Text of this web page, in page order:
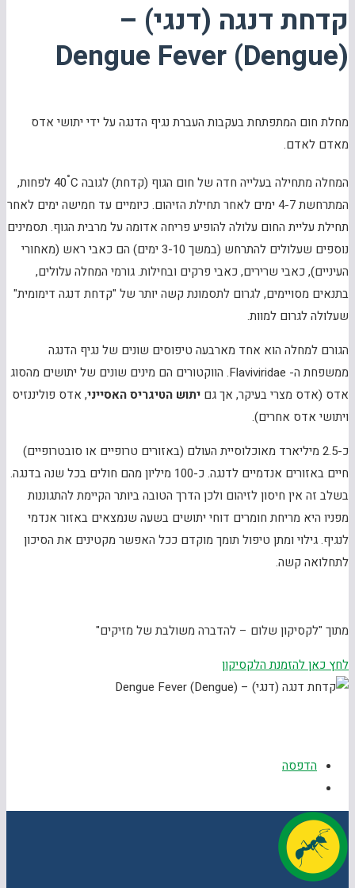
קדחת דנגה (דנגי) –
(Dengue) Dengue Fever
מחלת חום המתפתחת בעקבות העברת נגיף הדנגה על ידי יתושי אדס
מאדם לאדם.
המחלה מתחילה בעלייה חדה של חום הגוף (קדחת) לגובה 40 °
C לפחות,
המתרחשת 4-7 ימים לאחר תחילת הזיהום. כיומיים עד חמישה ימים לאחר
תחילת עליית החום עלולה להופיע פריחה אדומה על מרבית הגוף. תסמינים
נוספים שעלולים להתרחש (במשך 3-10 ימים) הם כאבי ראש (מאחורי
העיניים), כאבי שרירים, כאבי פרקים ובחילות. גורמי המחלה עלולים,
בתנאים מסויימים, לגרום לתסמונת קשה יותר של "קדחת דנגה דימומית"
שעלולה לגרום למוות.
הגורם למחלה הוא אחד מארבעה טיפוסים שונים של נגיף הדנגה
ממשפחת ה- Flaviviridae. הווקטורים הם מינים שונים של יתושים מהסוג
אדס (אדס מצרי בעיקר, אך גם יתוש הטיגריס האסייני, אדס פוליננזיס
ויתושי אדס אחרים).
כ-2.5 מיליארד מאוכלוסיית העולם (באזורים טרופיים או סובטרופיים)
חיים באזורים אנדמיים לדנגה. כ-100 מיליון מהם חולים בכל שנה בדנגה.
בשלב זה אין חיסון לזיהום ולכן הדרך הטובה ביותר הקיימת להתגוננות
מפניו היא מריחת חומרים דוחי יתושים בשעה שנמצאים באזור אנדמי
לנגיף. גילוי ומתן טיפול תומך מוקדם ככל האפשר מקטינים את הסיכון
לתחלואה קשה.
מתוך "לקסיקון שלום – להדברה משולבת של מזיקים"
לחץ כאן להזמנת הלקסיקון
הדפסה